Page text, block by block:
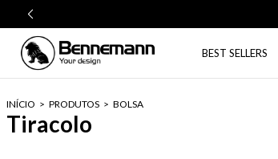
BEST SELLERS
INÍCIO > PRODUTOS > BOLSA
Tiracolo